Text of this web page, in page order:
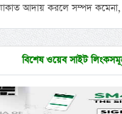
আদায় করলে সম্পদ কমেনা,
বিশেষ ওয়েব সাইট